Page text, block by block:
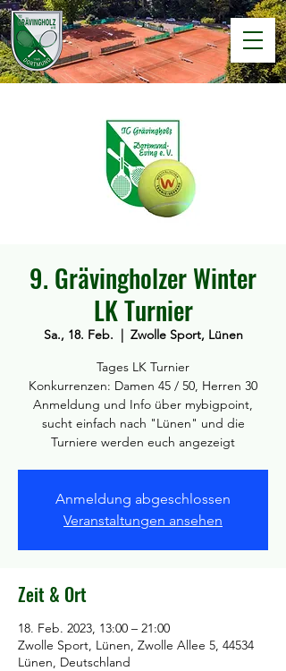
9. Grävingholzer Winter
LK Turnier
Sa., 18. Feb.
  |
Zwolle Sport, Lünen
Tages LK Turnier
Konkurrenzen: Damen 45 / 50, Herren 30
Anmeldung und Info über mybigpoint,
sucht einfach nach "Lünen" und die
Turniere werden euch angezeigt
Anmeldung abgeschlossen
Veranstaltungen ansehen
Zeit & Ort
18. Feb. 2023, 13:00 – 21:00
Zwolle Sport, Lünen, Zwolle Allee 5, 44534
Lünen, Deutschland